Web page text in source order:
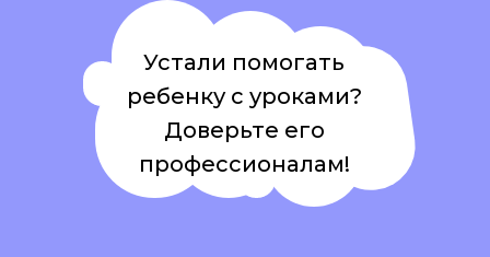
Устали помогать
ребенку с уроками?
Доверьте его
профессионалам!